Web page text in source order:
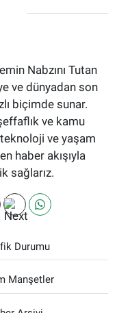
Nabzını Tutan
ve dünyadan son
biçimde sunar.
ve kamu
ve yaşam
haber akışıyla
sağlarız.
Durumu
Manşetler